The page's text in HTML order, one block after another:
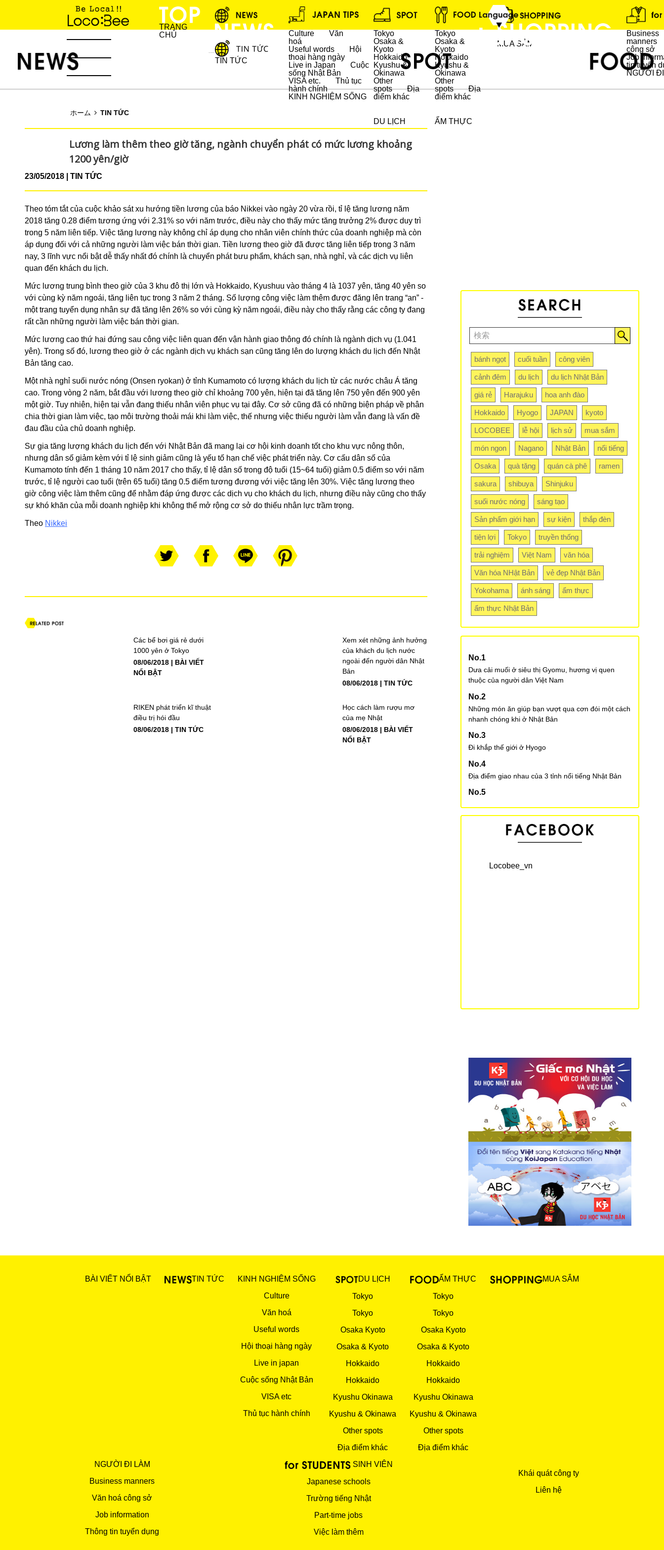
TRANG
CHỦ
TIN TỨC
Culture
Văn
hoá
Useful words
Hội
thoại hàng ngày
Live in Japan
Cuộc
sống Nhật Bản
VISA etc.
Thủ tục
hành chính
KINH NGHIỆM SỐNG
Tokyo
Osaka &
Kyoto
Hokkaido
Kyushu &
Okinawa
Other
spots
Địa
điểm khác
DU LỊCH
Tokyo
Osaka &
Kyoto
Hokkaido
Kyushu &
Okinawa
Other
spots
Địa
điểm khác
ẨM THỰC
MUA SẮM
Business
manners
công sở
Job
tin tuyển
NGƯỜI
ホーム TIN TỨC
Lương làm thêm theo giờ tăng, ngành chuyển phát có mức lương khoảng
1200 yên/giờ
23/05/2018 TIN TỨC
Theo tóm tắt của cuộc khảo sát xu hướng tiền lương của báo Nikkei vào ngày 20 vừa rồi, tỉ lệ tăng lương năm
2018 tăng 0.28 điểm tương ứng với 2.31% so với năm trước, điều này cho thấy mức tăng trưởng 2% được duy trì
trong 5 năm liên tiếp. Việc tăng lương này không chỉ áp dụng cho nhân viên chính thức của doanh nghiệp mà còn
áp dụng đối với cả những người làm việc bán thời gian. Tiền lương theo giờ đã được tăng liên tiếp trong 3 năm
nay, 3 lĩnh vực nổi bật dễ thấy nhất đó chính là chuyển phát bưu phẩm, khách sạn, nhà nghỉ, và các dịch vụ liên
quan đến khách du lịch.
Mức lương trung bình theo giờ của 3 khu đô thị lớn và Hokkaido, Kyushuu vào tháng 4 là 1037 yên, tăng 40 yên so
với cùng kỳ năm ngoái, tăng liên tục trong 3 năm 2 tháng. Số lượng công việc làm thêm được đăng lên trang “an” -
một trang tuyển dụng nhân sự đã tăng lên 26% so với cùng kỳ năm ngoái, điều này cho thấy rằng các công ty đang
rất cần những người làm việc bán thời gian.
Mức lương cao thứ hai đứng sau công việc liên quan đến vận hành giao thông đó chính là ngành dịch vụ (1.041
yên). Trong số đó, lương theo giờ ở các ngành dịch vụ khách sạn cũng tăng lên do lượng khách du lịch đến Nhật
Bản tăng cao.
Một nhà nghỉ suối nước nóng (Onsen ryokan) ở tỉnh Kumamoto có lượng khách du lịch từ các nước châu Á tăng
cao. Trong vòng 2 năm, bắt đầu với lương theo giờ chỉ khoảng 700 yên, hiện tại đã tăng lên 750 yên đến 900 yên
một giờ. Tuy nhiên, hiện tại vẫn đang thiếu nhân viên phục vụ tại đây. Cơ sở cũng đã có những biện pháp về phân
chia thời gian làm việc, tạo môi trường thoải mái khi làm việc, thế nhưng việc thiếu người làm vẫn đang là vấn đề
đau đầu của chủ doanh nghiệp.
Sự gia tăng lượng khách du lịch đến với Nhật Bản đã mang lại cơ hội kinh doanh tốt cho khu vực nông thôn,
nhưng dân số giảm kèm với tỉ lệ sinh giảm cũng là yếu tố hạn chế việc phát triển này. Cơ cấu dân số của
Kumamoto tính đến 1 tháng 10 năm 2017 cho thấy, tỉ lệ dân số trong độ tuổi (15~64 tuổi) giảm 0.5 điểm so với năm
trước, tỉ lệ người cao tuổi (trên 65 tuổi) tăng 0.5 điểm tương đương với việc tăng lên 30%. Việc tăng lương theo
giờ công việc làm thêm cũng để nhằm đáp ứng được các dịch vụ cho khách du lịch, nhưng điều này cũng cho thấy
sự khó khăn của mỗi doanh nghiệp khi không thể mở rộng cơ sở do thiếu nhân lực trầm trọng.
Theo Nikkei
Các bể bơi giá rẻ dưới
1000 yên ở Tokyo
08/06/2018
BÀI VIẾT
NỔI BẬT
Xem xét những ảnh hưởng
của khách du lịch nước
ngoài đến người dân Nhật
Bản
08/06/2018
TIN TỨC
RIKEN phát triển kĩ thuật
điều trị hói đầu
08/06/2018
TIN TỨC
Học cách làm rượu mơ
của mẹ Nhật
08/06/2018
BÀI VIẾT
NỔI BẬT
bánh ngọt cuối tuần công viên
cảnh đêm du lịch du lịch Nhật Bản
giá rẻ Harajuku hoa anh đào
Hokkaido Hyogo JAPAN kyoto
LOCOBEE lễ hội lịch sử mua sắm
món ngon Nagano Nhật Bản nổi tiếng
Osaka quà tặng quán cà phê ramen
sakura shibuya Shinjuku
suối nước nóng sáng tạo
Sản phẩm giới hạn sự kiện thắp đèn
tiện lợi Tokyo truyền thống
trải nghiệm Việt Nam văn hóa
Văn hóa NHật Bản vẻ đẹp Nhật Bản
Yokohama ánh sáng ẩm thực
ẩm thực Nhật Bản
Dưa cải muối ở siêu thị Gyomu, hương vị quen
thuộc của người dân Việt Nam
Những món ăn giúp bạn vượt qua cơn đói một cách
nhanh chóng khi ở Nhật Bản
Đi khắp thế giới ở Hyogo
Địa điểm giao nhau của 3 tỉnh nổi tiếng Nhật Bản
Linh, gia đình nhận được sự ủng hộ của hơn 1 triệu
con trả 1 lầnLocobee_vn
BÀI VIẾT NỔI BẬT TIN TỨC
KINH NGHIỆM SỐNG
Culture
Văn hoá
Useful words
Hội thoại hàng ngày
Live in japan
Cuộc sống Nhật Bản
VISA etc
Thủ tục hành chính
DU LỊCH
Tokyo
Tokyo
Osaka Kyoto
Osaka & Kyoto
Hokkaido
Hokkaido
Kyushu Okinawa
Kyushu & Okinawa
Other spots
Địa điểm khác
ẨM THỰC
Tokyo
Tokyo
Osaka Kyoto
Osaka & Kyoto
Hokkaido
Hokkaido
Kyushu Okinawa
Kyushu & Okinawa
Other spots
Địa điểm khác
MUA SẮM
NGƯỜI ĐI LÀM
Business manners
Văn hoá công sở
Job information
Thông tin tuyển dụng
SINH VIÊN
Japanese schools
Trường tiếng Nhật
Part-time jobs
Việc làm thêm
Khái quát công ty
Liên hệ